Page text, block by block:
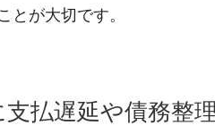
とが大切です。
払遅延や債務整